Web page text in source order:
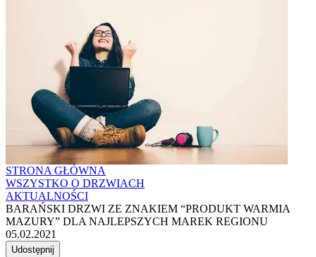
STRONA GŁÓWNA
WSZYSTKO O DRZWIACH
AKTUALNOŚCI
BARAŃSKI DRZWI ZE ZNAKIEM “PRODUKT WARMIA
MAZURY” DLA NAJLEPSZYCH MAREK REGIONU
05.02.2021
Udostępnij